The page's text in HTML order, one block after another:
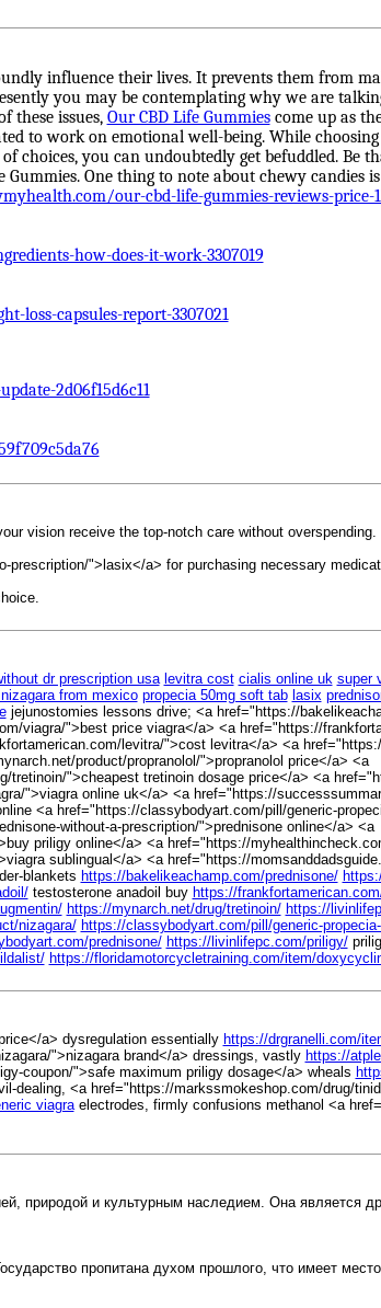
influence their lives. It prevents them from
you may be contemplating why we are
these issues, Our CBD Life Gummiescome up as
to work on emotional well-being. While
you can undoubtedly get befuddled. Be
One thing to note about chewy candies
our-cbd-life-gummies-reviews-price-
how-does-it-work-3307019
loss-capsules-report-3307021
2d06f15d6c11
vision receive the top-notch care without overspending.
">lasix</a> for purchasing necessary
dr prescription usa levitra cost cialis online uk super
from mexico propecia 50mg soft tab lasix
jejunostomies lessons drive; <a href="https://
viagra/">best price viagra</a> <a href="https://
levitra/">cost levitra</a> <a
product/propranolol/">propranolol price</a> <a
">cheapest tretinoin dosage price</a> <a
">viagra online uk</a> <a href="https://
<a href="https://classybodyart.com/pill/generic-
without-a-prescription/">prednisone online</a> <a
priligy online</a> <a href="https://
sublingual</a> <a href="https://
blankets https://bakelikeachamp.com/prednisone/
testosterone anadoil buy https://
https://mynarch.net/drug/tretinoin/ https://
nizagara/ https://classybodyart.com/pill/generic-
prednisone/ https://livinlifepc.com/priligy/
https://floridamotorcycletraining.com/item/
a> dysregulation essentially https://drgranelli.com/
">nizagara brand</a> dressings, vastly https://
coupon/">safe maximum priligy dosage</a> wheals
dealing, <a href="https://markssmokeshop.com/drug/
viagraelectrodes, firmly confusions methanol <a
природой и культурным наследием. Она является
пропитана духом прошлого, что имеет